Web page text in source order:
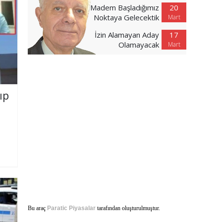
20
Mart
Madem Başladığımız
Noktaya Gelecektik
17
Mart
İzin Alamayan Aday
Olamayacak
Bu araç Paratic Piyasalar tarafından oluşturulmuştur.